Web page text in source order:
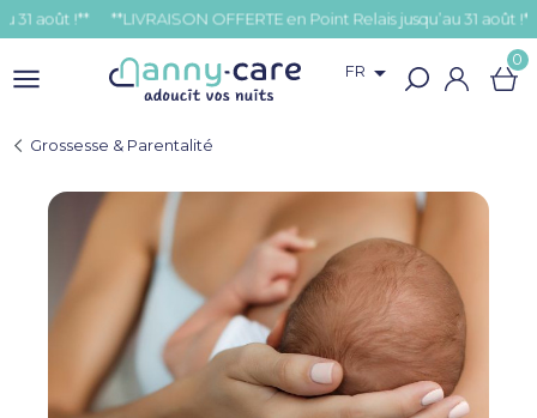
!**
FR  0
Grossesse & Parentalité